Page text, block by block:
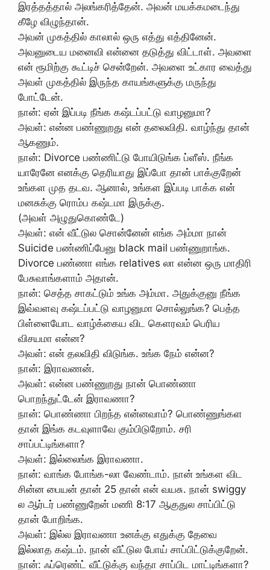
இரத்தத்தால் அலங்கரித்தேன். அவன் மயக்கமடைந்து
கீழே விழுந்தான்.
அவன் முகத்தில் காலால் ஒரு எத்து எத்தினேன்.
அவனுடைய மனைவி என்னை தடுத்து விட்டாள். அவளை
என் ரூமிற்கு கூட்டிச் சென்றேன். அவளை உட்கார வைத்து
அவள் முகத்தில் இருந்த காயங்களுக்கு மருந்து
போட்டேன்.
நான்: ஏன் இப்படி நீங்க கஷ்டப்பட்டு வாழனுமா?
அவள்: என்ன பண்ணுறது என் தலைவிதி. வாழ்ந்து தான்
ஆகணும்.
நான்: Divorce பண்ணிட்டு போயிடுங்க ப்ளீஸ். நீங்க
யாரேனே எனக்கு தெரியாது இப்போ தான் பாக்குறேன்
உங்கள முத தடவ. ஆனால், உங்கள இப்படி பாக்க என்
மனசுக்கு ரொம்ப கஷ்டமா இருக்கு.
(அவள் அழுதுகொண்டே)
அவள்: என் வீட்டுல சொன்னேன் எங்க அம்மா நான்
Suicide பண்ணிப்பேனு black mail பண்ணுறாங்க.
Divorce பண்ணா எங்க relatives லா என்ன ஒரு மாதிரி
பேசுவாங்களாம் அதான்.
நான்: செத்த சாகட்டும் உங்க அம்மா. அதுக்குனு நீங்க
இவ்வளவு கஷ்டப்பட்டு வாழனுமா சொல்லுங்க? பெத்த
பிள்ளையோட வாழ்க்கைய விட கெளரவம் பெரிய
விசயமா என்ன?
அவள்: என் தலவிதி விடுங்க. உங்க நேம் என்ன?
நான்: இராவணன்.
அவள்: என்ன பண்ணுறது நான்‌ பொண்ணா
பொறந்துட்டேன் இராவணா?
நான்: பொண்ணா பிறந்த என்னவாம்? பொண்ணுங்கள
தான் இங்க கடவுளாவே கும்பிடுறோம். சரி
சாப்பட்டிங்களா?
அவள்: இல்லைங்க இராவணா.
நான்: வாங்க போங்க-லா வேண்டாம். நான் உங்கள விட
சின்ன பையன் தான் 25 தான் என் வயசு. நான் swiggy
ல ஆர்டர் பண்ணுறேன் மணி 8:17 ஆகுதுல சாப்பிட்டு
தான் போறிங்க.
அவள்: இல்ல இராவணா உனக்கு எதுக்கு தேவை
இல்லாத கஷ்டம்.‌ நான் வீட்டுல போய் சாப்பிட்டுக்குறேன்.
நான்: ஃப்ரெண்ட் வீட்டுக்கு வந்தா சாப்பிட மாட்டிங்களா?